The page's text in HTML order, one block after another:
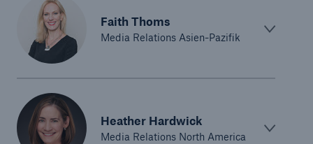
Faith Thoms
Media Relations Asien-Pazifik
Heather Hardwick
Media Relations North America